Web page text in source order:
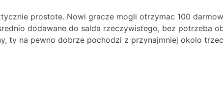
prostote. Nowi gracze mogli otrzymac 100
dodawane do salda rzeczywistego, bez potrzeba
ty na pewno dobrze pochodzi z przynajmniej okolo